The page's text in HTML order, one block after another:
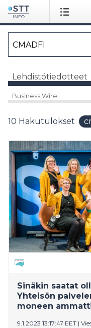
Lehdistötiedotteet
Business Wire
10 Hakutulokset
Sinäkin saatat
Yhteisön
moneen
9.1.2023 13:17:47 EET |